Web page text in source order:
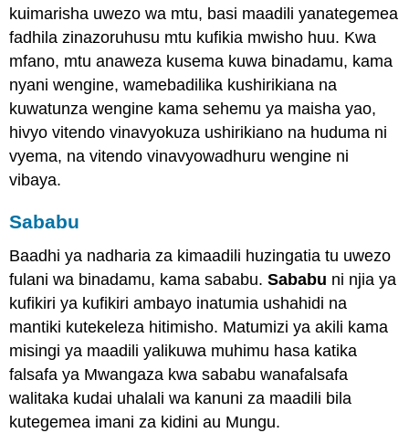
kuimarisha uwezo wa mtu, basi maadili yanategemea
fadhila zinazoruhusu mtu kufikia mwisho huu. Kwa
mfano, mtu anaweza kusema kuwa binadamu, kama
nyani wengine, wamebadilika kushirikiana na
kuwatunza wengine kama sehemu ya maisha yao,
hivyo vitendo vinavyokuza ushirikiano na huduma ni
vyema, na vitendo vinavyowadhuru wengine ni
vibaya.
Sababu
Baadhi ya nadharia za kimaadili huzingatia tu uwezo
fulani wa binadamu, kama sababu.Sababu ni njia ya
kufikiri ya kufikiri ambayo inatumia ushahidi na
mantiki kutekeleza hitimisho. Matumizi ya akili kama
misingi ya maadili yalikuwa muhimu hasa katika
falsafa ya Mwangaza kwa sababu wanafalsafa
walitaka kudai uhalali wa kanuni za maadili bila
kutegemea imani za kidini au Mungu.